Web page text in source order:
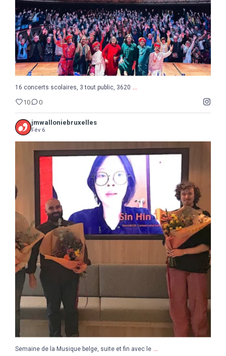
16 concerts scolaires, 3 tout public, 3620 ...
10 0
jmwalloniebruxelles
Fév 6
Semaine de la Musique belge, suite et fin avec le ...
Semaine de la Musique belge, suite et fin avec le ...